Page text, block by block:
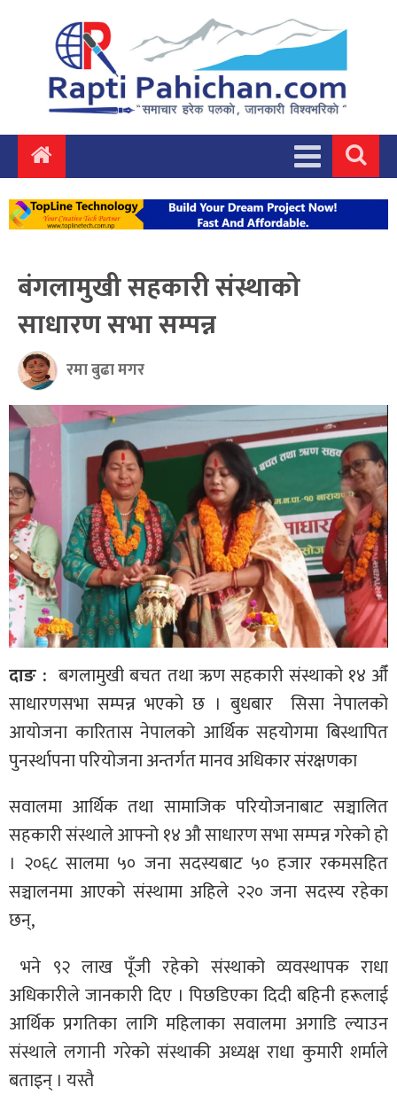
बंगलामुखी सहकारी संस्थाको
साधारण सभा सम्पन्न
रमा बुढा मगर
दाङ : बगलामुखी बचत तथा ऋण सहकारी संस्थाको १४ औँ
साधारणसभा सम्पन्न भएको छ । बुधबार सिसा नेपालको
आयोजना कारितास नेपालको आर्थिक सहयोगमा बिस्थापित
पुनर्स्थापना परियोजना अन्तर्गत मानव अधिकार संरक्षणका
सवालमा आर्थिक तथा सामाजिक परियोजनाबाट सञ्चालित
सहकारी संस्थाले आफ्नो १४ औ साधारण सभा सम्पन्न गरेको हो
। २०६८ सालमा ५० जना सदस्यबाट ५० हजार रकमसहित
सञ्चालनमा आएको संस्थामा अहिले २२० जना सदस्य रहेका
छन्,
भने ९२ लाख पूँजी रहेको संस्थाको व्यवस्थापक राधा
अधिकारीले जानकारी दिए । पिछडिएका दिदी बहिनी हरूलाई
आर्थिक प्रगतिका लागि महिलाका सवालमा अगाडि ल्याउन
संस्थाले लगानी गरेको संस्थाकी अध्यक्ष राधा कुमारी शर्माले
बताइन् । यस्तै